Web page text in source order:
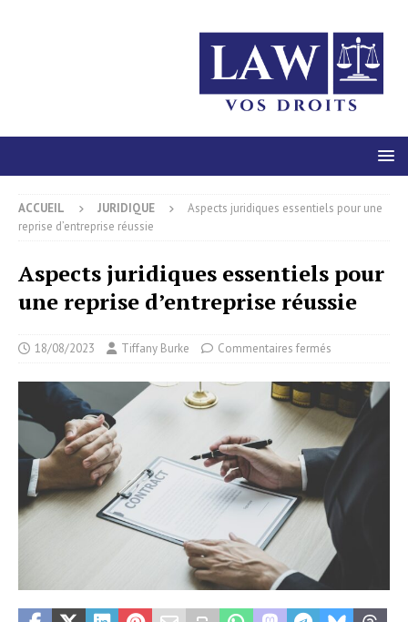
ACCUEIL JURIDIQUE
Aspects juridiques essentiels pour une
reprise d’entreprise réussie
Aspects juridiques essentiels pour
une reprise d’entreprise réussie
18/08/2023 Tiffany Burke Commentaires fermés